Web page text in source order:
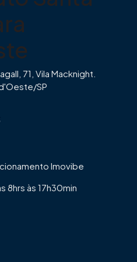
71, Vila Macknight.
SP
Imovibe
8hrs às 17h30min